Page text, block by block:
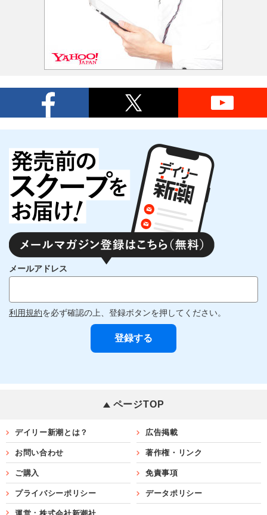
メールアドレス
利用規約を必ず確認の上、登録ボタンを押してください。
ページTOP
デイリー新潮とは？ 広告掲載
お問い合わせ 著作権・リンク
ご購入 免責事項
プライバシーポリシー データポリシー